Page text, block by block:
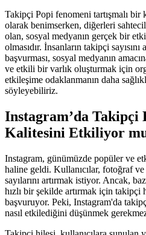
Takipçi Popi fenomeni tartışmalı bir
olarak benimserken, diğerleri
olan, sosyal medyanın gerçek bir
olmasıdır. İnsanların takipçi
başvurması, sosyal medyanın
ve etkili bir varlık oluşturmak için
etkileşime odaklanmanın daha
söyleyebiliriz.
Instagram’da Takipçi
Kalitesini Etkiliyor
Instagram, günümüzde popüler ve
haline geldi. Kullanıcılar, fotoğraf
sayılarını artırmak istiyor. Ancak,
hızlı bir şekilde artırmak için
başvuruyor. Peki, Instagram'da
nasıl etkilediğini düşünmek